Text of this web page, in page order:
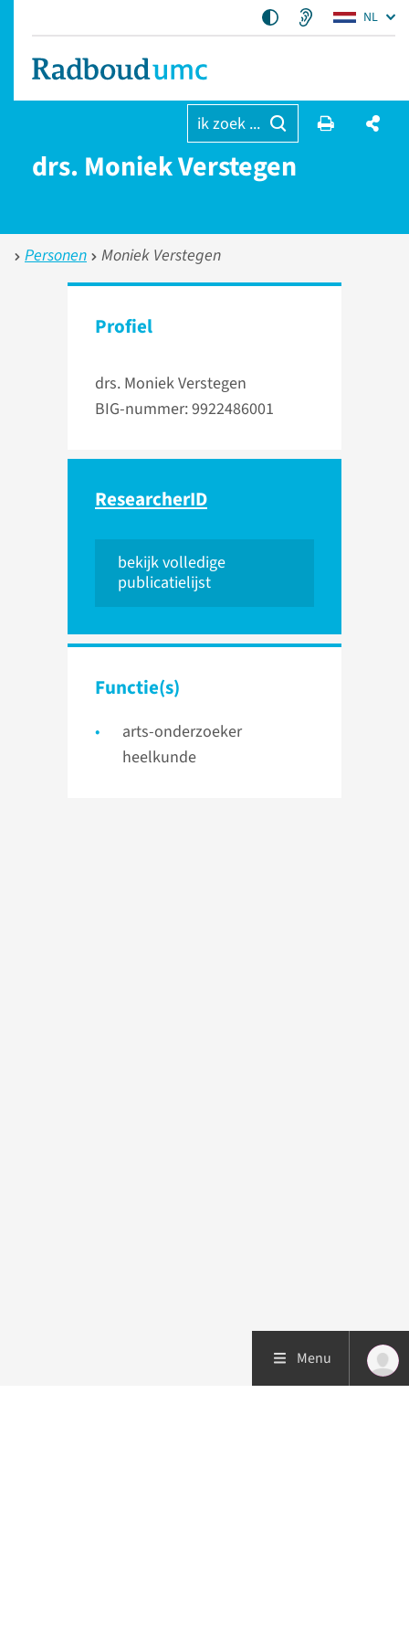
NL
ik zoek ...
drs. Moniek Verstegen
Personen Moniek Verstegen
Profiel
drs. Moniek Verstegen
BIG-nummer: 9922486001
ResearcherID
bekijk volledige
publicatielijst
Functie(s)
arts-onderzoeker
heelkunde
Menu